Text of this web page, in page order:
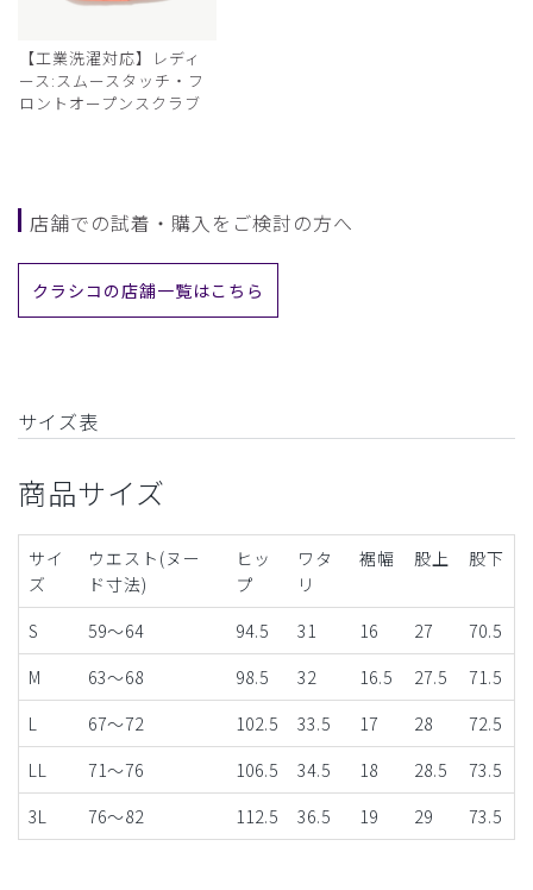
【工業洗濯対応】レディ
ース:スムースタッチ・フ
ロントオープンスクラブ
店舗での試着・購入をご検討の方へ
クラシコの店舗一覧はこちら
サイズ表
商品サイズ
サイ
ズ
ウエスト(ヌー
ド寸法)
ヒッ
プ
ワタ
リ
裾幅 股上 股下
S 59～64 94.5 31 16 27
70.5
M
63～68 98.5 32 16.5 27.5
71.5
L
67～72 102.5 33.5 17 28
72.5
LL
71～76 106.5 34.5 18 28.5
73.5
3L
76～82 112.5 36.5 19 29 73.5